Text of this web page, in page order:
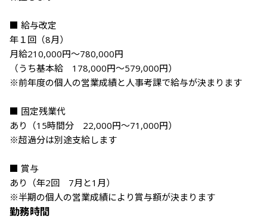
■ 給与改定
年１回（8月）
月給210,000円～780,000円
（うち基本給　178,000円～579,000円）
※前年度の個人の営業成績と人事考課で給与が決まります
■ 固定残業代
あり（15時間分　22,000円～71,000円）
※超過分は別途支給します
■ 賞与
あり（年2回　7月と1月）
※半期の個人の営業成績により賞与額が決まります
勤務時間